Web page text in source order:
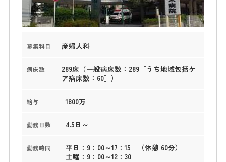
募集科目 産婦人科
病床数
289床（一般病床数：289［うち地域包括ケ
ア病床数：60］）
給与 1800万
勤務日数 4.5日～
勤務時間
平日：9：00～17：15 （休憩 60分）
土曜：9：00～12：30